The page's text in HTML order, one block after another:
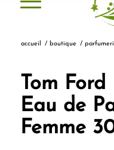
accueil / boutique /
Tom
Eau de
Femme